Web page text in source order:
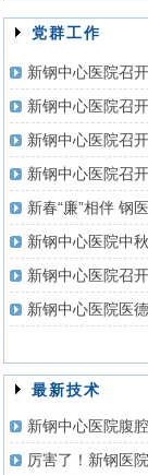
党群工作
新钢中心医院召
新钢中心医院中
最新技术
新钢中心医院腹